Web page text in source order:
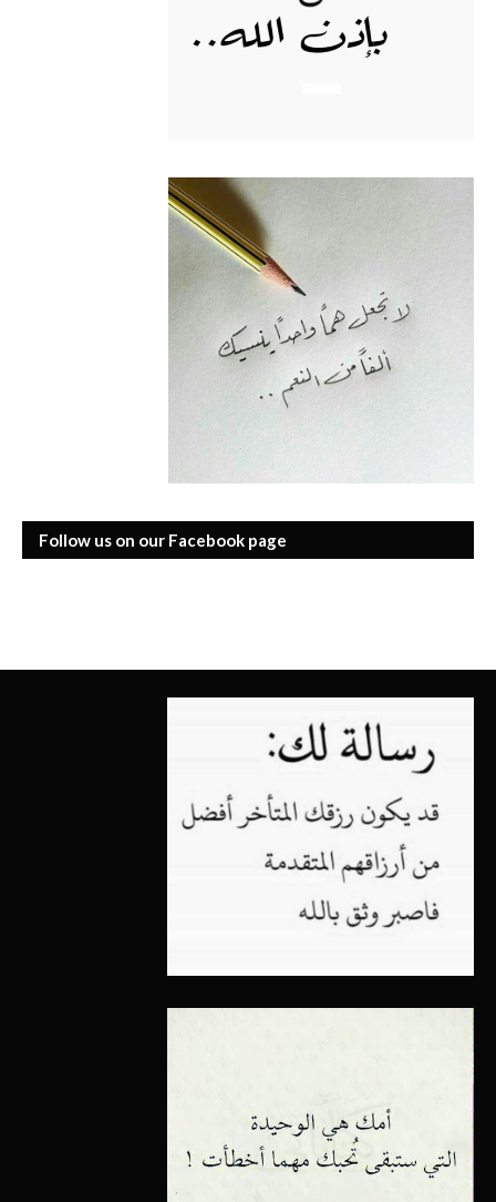
Follow us on our Facebook page